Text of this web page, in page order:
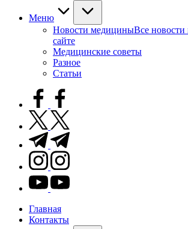
Меню
Новости медициныВсе
сайте
Медицинские советы
Разное
Статьи
facebook.com
twitter.com
t.me
instagram.com
youtube.com
Главная
Контакты